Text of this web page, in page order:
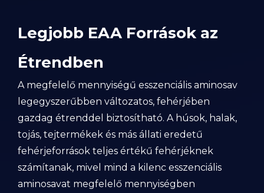
Legjobb EAA Források az
Étrendben
A megfelelő mennyiségű esszenciális aminosav
legegyszerűbben változatos, fehérjében
gazdag étrenddel biztosítható. A húsok, halak,
tojás, tejtermékek és más állati eredetű
fehérjeforrások teljes értékű fehérjéknek
számítanak, mivel mind a kilenc esszenciális
aminosavat megfelelő mennyiségben